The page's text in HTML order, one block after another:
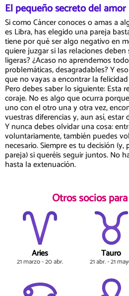
El pequeño secreto del amor
Si como Cáncer conoces o amas a
es Libra, has elegido una pareja
tiene por qué ser algo negativo en
quiere juzgar si las relaciones
ligeras? ¿Acaso no aprendemos
problemáticas, desagradables? Y
que no vayas a encontrar la
Pero debes saber lo siguiente: Esta
coraje. No es algo que ocurra
uno con el otro una y otra vez,
vuestras diferencias y, aun así, estar
Y nunca debes olvidar una cosa:
voluntariamente, también puedes
necesario. Siempre es tu decisión
pareja) si queréis seguir juntos. No
hasta la extenuación.
Otros socios
Aries
21 marzo - 20 abr.
Tauro
21 abr. - 21